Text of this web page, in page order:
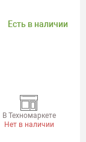
Есть в наличии
В Техномаркете
Нет в наличии